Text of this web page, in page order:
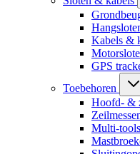
Kabels &
GPS
Toebehoren
Hoofd- &
Multi-tools